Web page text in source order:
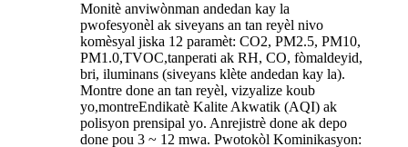
Monitè anviwònman andedan kay la
pwofesyonèl ak siveyans an tan reyèl nivo
komèsyal jiska 12 paramèt: CO2, PM2.5, PM10,
PM1.0,TVOC,tanperati ak RH, CO, fòmaldeyid,
bri, iluminans (siveyans klète andedan kay la).
Montre done an tan reyèl, vizyalize koub
yo,montreEndikatè Kalite Akwatik (AQI) ak
polisyon prensipal yo. Anrejistrè done ak depo
done pou 3 ~ 12 mwa. Pwotokòl Kominikasyon: